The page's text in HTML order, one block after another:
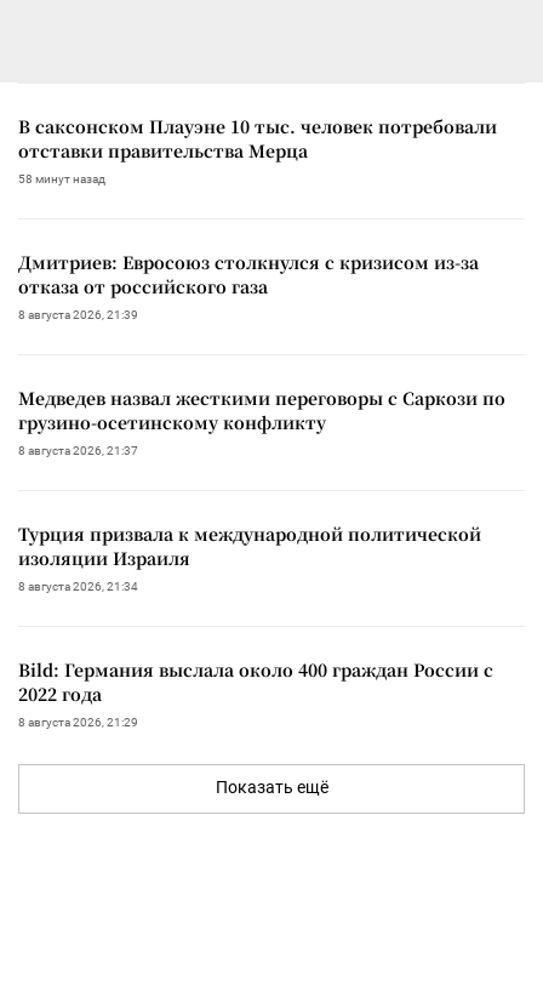
В саксонском Плауэне 10 тыс. человек потребовали
отставки правительства Мерца
58 минут назад
Дмитриев: Евросоюз столкнулся с кризисом из-за
отказа от российского газа
8 августа 2026, 21:39
Медведев назвал жесткими переговоры с Саркози по
грузино-осетинскому конфликту
8 августа 2026, 21:37
Турция призвала к международной политической
изоляции Израиля
8 августа 2026, 21:34
Bild: Германия выслала около 400 граждан России с
2022 года
8 августа 2026, 21:29
Показать ещё